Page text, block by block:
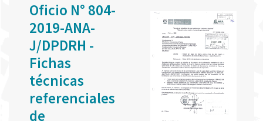
Oficio N° 804-
2019-ANA-
J/DPDRH -
Fichas
técnicas
referenciales
de